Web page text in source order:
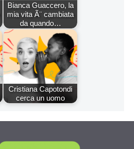
Bianca Guaccero, la
mia vita Ã¨ cambiata
da quando…
Cristiana Capotondi
cerca un uomo